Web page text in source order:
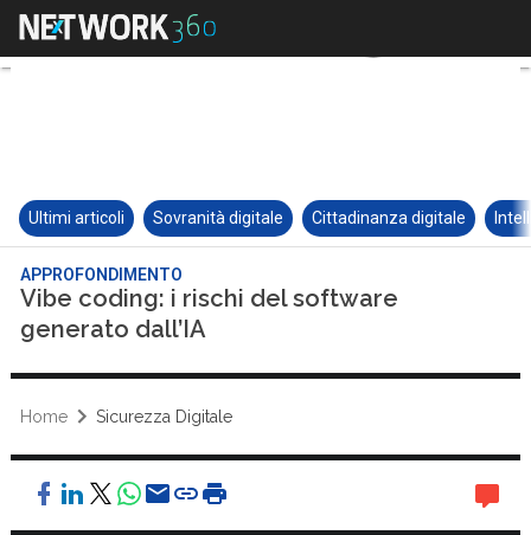
Ultimi articoli Sovranità digitale Cittadinanza digitale
APPROFONDIMENTO
Vibe coding: i rischi del software
generato dall’IA
Home Sicurezza Digitale